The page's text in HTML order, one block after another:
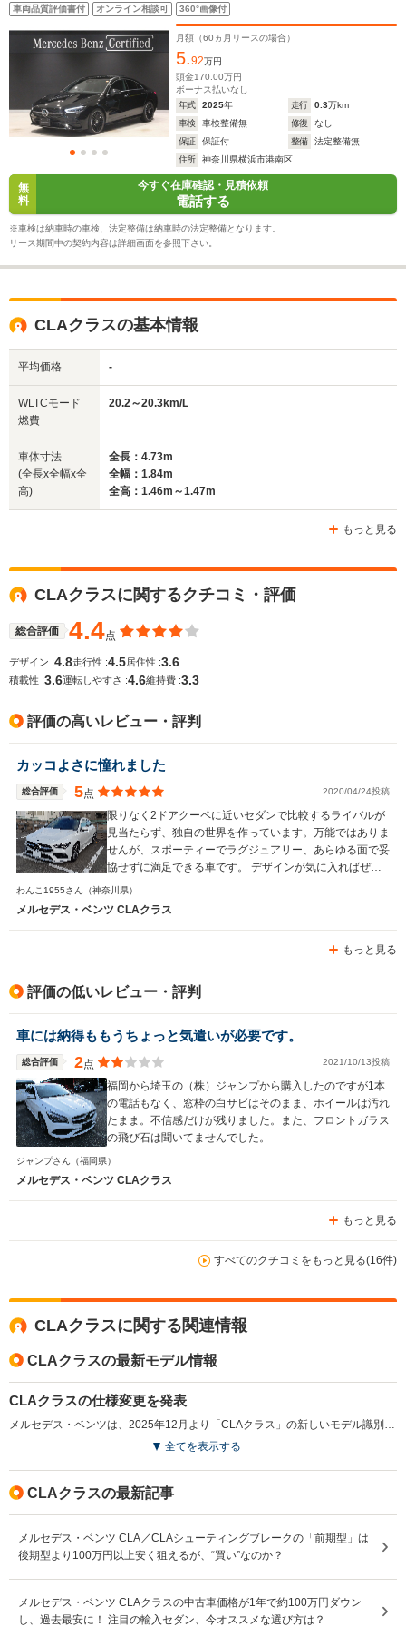
プディスプレイ MBUXARナビゲーション 360°カメラ
システム ドライビングアシスタンスパッケージ
車両品質評価書付 オンライン相談可 360°画像付
月額（60 ヵ月リースの場合）
5.92万円
頭金170.00万円
ボーナス払いなし
年式
2025年 走行 0.3万km
車検
車検整備無 修復
なし
保証
保証付 整備
法定整備無
住所
神奈川県横浜市港南区
無
料
今すぐ在庫確認・見積依頼
電話する
※車検は納車時の車検、法定整備は納車時の法定整備となります。
リース期間中の契約内容は詳細画面を参照下さい。
CLAクラスの基本情報
平均価格 -
WLTCモード
燃費
20.2～20.3km/L
車体寸法
(全長x全幅x全
高)
全長：4.73m
全幅：1.84m
全高：1.46m～1.47m
もっと見る
CLAクラスに関するクチコミ・評価
総合評価 4.4点
デザイン :4.8走行性 :4.5居住性 :3.6
積載性 :3.6運転しやすさ :4.6維持費 :3.3
評価の高いレビュー・評判
カッコよさに憧れました
総合評価 5点 2020/04/24投稿
限りなく2ドアクーペに近いセダンで比較するライバルが
見当たらず、独自の世界を作っています。万能ではありま
せんが、スポーティーでラグジュアリー、あらゆる面で妥
協せずに満足できる車です。 デザインが気に入ればぜひ
手に入れたい機種ではないでしょうか。
わんこ1955さん （神奈川県）
メルセデス・ベンツ CLAクラス
もっと見る
評価の低いレビュー・評判
車には納得ももうちょっと気遣いが必要です。
総合評価 2点 2021/10/13投稿
福岡から埼玉の（株）ジャンプから購入したのですが1本
の電話もなく、窓枠の白サビはそのまま、ホイールは汚れ
たまま。不信感だけが残りました。また、フロントガラス
の飛び石は聞いてませんでした。
ジャンプさん （福岡県）
メルセデス・ベンツ CLAクラス
もっと見る
すべてのクチコミをもっと見る(16件)
CLAクラスに関する関連情報
CLAクラスの最新モデル情報
CLAクラスの仕様変更を発表
メルセデス・ベンツは、2025年12月より「CLAクラス」の新しいモデル識別コードMP202602を追加して発売した。このモデルでは、MBUXインテリアアシスタントが有償オプションの「アドバンスドパッケージ」から削除される。標準装備としていた指紋認証機能も廃止される一方、「CLA200dアーバン スターズ」のナイトパッケージが標準化され、よりスポーティな印象を与える仕様へと進化している。（2025.12）
全てを表示する
CLAクラスの最新記事
メルセデス・ベンツ CLA／CLAシューティングブレークの「前期型」は
後期型より100万円以上安く狙えるが、“買い”なのか？
メルセデス・ベンツ CLAクラスの中古車価格が1年で約100万円ダウン
し、過去最安に！ 注目の輸入セダン、今オススメな選び方は？